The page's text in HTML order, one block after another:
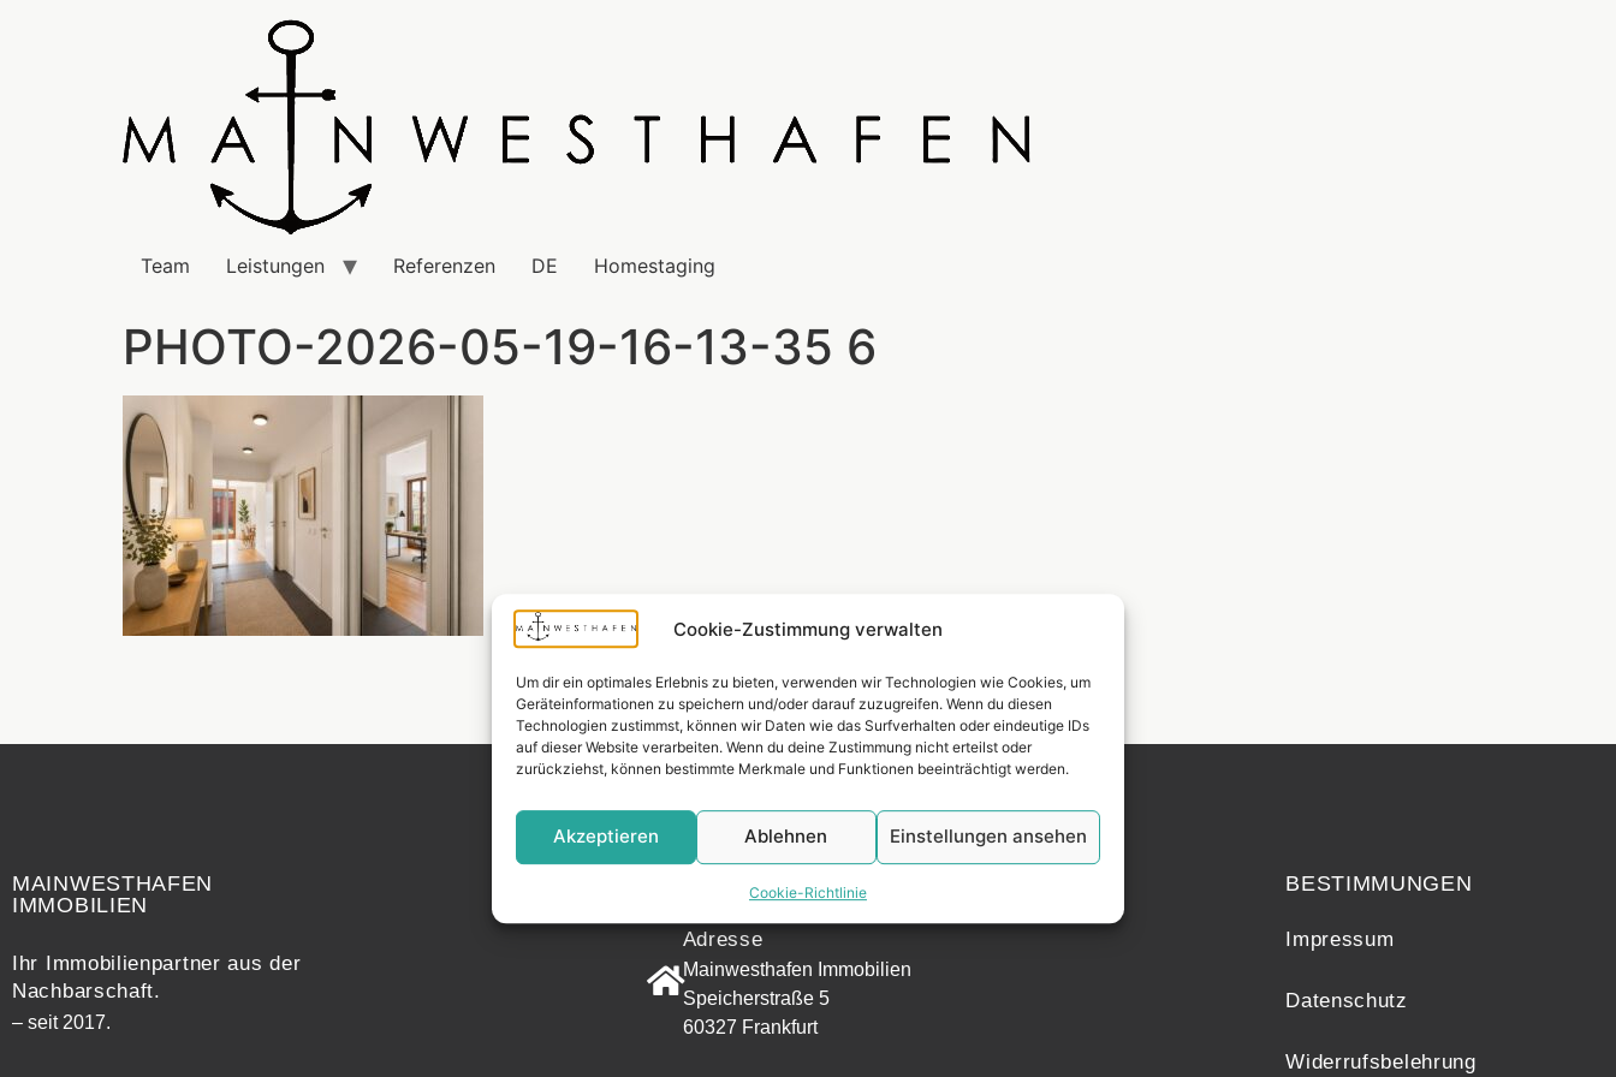
Cookie-Zustimmung verwalten
Um dir ein optimales Erlebnis zu bieten, verwenden wir Technologien wie Cookies, um
Geräteinformationen zu speichern und/oder darauf zuzugreifen. Wenn du diesen
Technologien zustimmst, können wir Daten wie das Surfverhalten oder eindeutige IDs
auf dieser Website verarbeiten. Wenn du deine Zustimmung nicht erteilst oder
zurückziehst, können bestimmte Merkmale und Funktionen beeinträchtigt werden.
Akzeptieren Ablehnen Einstellungen ansehen
Cookie-Richtlinie
Team Leistungen Referenzen DE Homestaging
PHOTO-2026-05-19-16-13-35 6
MAINWESTHAFEN
IMMOBILIEN
Ihr Immobilienpartner aus der
Nachbarschaft.
– seit 2017.
KONTAKT
Adresse
Mainwesthafen Immobilien
Speicherstraße 5
60327 Frankfurt
Widerrufsrecht
BESTIMMUNGEN
Impressum
Datenschutz
Widerrufsbelehrung